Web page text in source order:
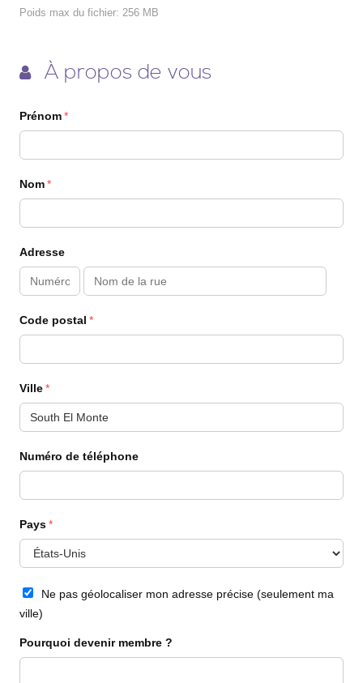
Poids max du fichier: 256 MB
À propos de vous
Prénom
Nom
Adresse
Code postal
Ville
Numéro de téléphone
Pays
Ne pas géolocaliser mon adresse précise (seulement ma
ville)
Pourquoi devenir membre ?